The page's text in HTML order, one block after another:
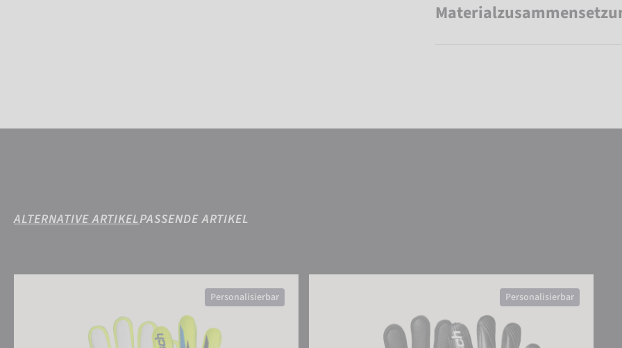
ALTERNATIVE ARTIKELPASSENDE ARTIKEL
Personalisierbar Personalisierbar